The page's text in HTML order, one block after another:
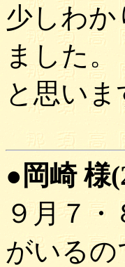
少しわ
ました
と思い
●岡崎 様
９月７
がいる